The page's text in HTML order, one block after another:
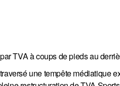
TVA à coups de pieds au
une tempête médiatique